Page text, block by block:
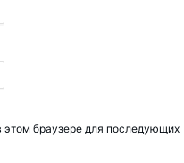
этом браузере для последующих